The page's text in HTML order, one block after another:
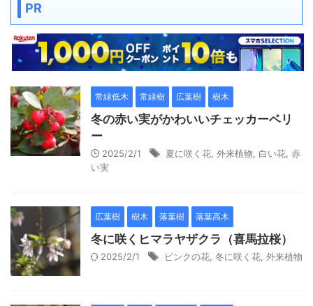
PR
常緑低木 常緑樹 広葉樹 樹木
冬の赤い実がかわいいチェッカーベリ
ー
2025/2/1 夏に咲く花 外来植物 白い花 赤
い実
広葉樹 樹木 落葉樹 落葉高木
冬に咲くヒマラヤザクラ（喜馬拉桜）
2025/2/1 ピンクの花 冬に咲く花 外来植物